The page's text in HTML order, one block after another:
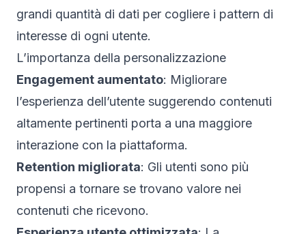
grandi quantità di dati per cogliere i pattern di
interesse di ogni utente.
L’importanza della personalizzazione
Engagement aumentato: Migliorare
l’esperienza dell’utente suggerendo contenuti
altamente pertinenti porta a una maggiore
interazione con la piattaforma.
Retention migliorata: Gli utenti sono più
propensi a tornare se trovano valore nei
contenuti che ricevono.